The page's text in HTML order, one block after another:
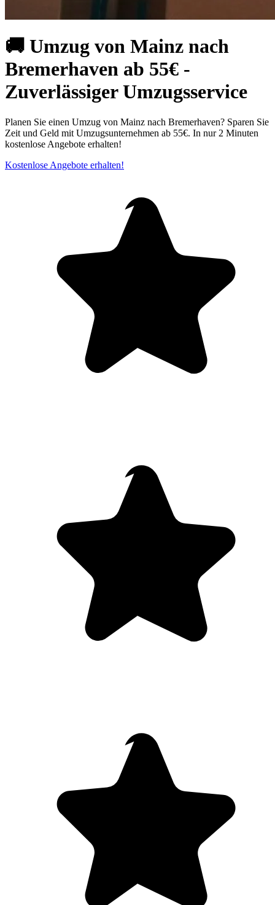
🚚 Umzug von Mainz nach
Bremerhaven ab 55€ -
Zuverlässiger Umzugsservice
Planen Sie einen Umzug von Mainz nach Bremerhaven? Sparen Sie
Zeit und Geld mit Umzugsunternehmen ab 55€. In nur 2 Minuten
kostenlose Angebote erhalten!
Kostenlose Angebote erhalten!